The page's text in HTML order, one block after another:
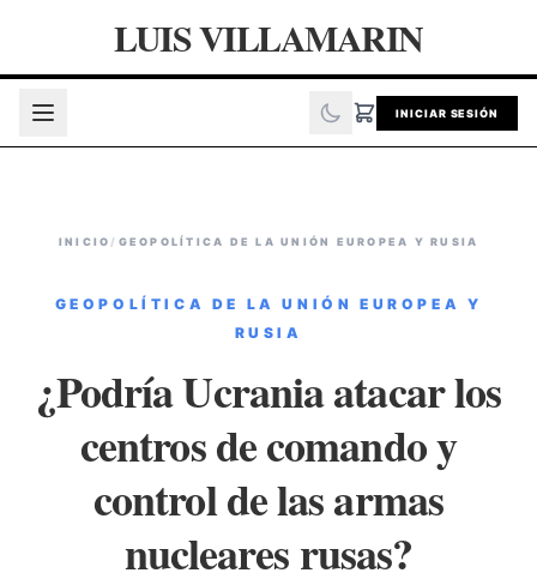
LUIS VILLAMARIN
INICIAR SESIÓN
INICIO / GEOPOLÍTICA DE LA UNIÓN EUROPEA Y RUSIA
GEOPOLÍTICA DE LA UNIÓN EUROPEA Y
RUSIA
¿Podría Ucrania atacar los
centros de comando y
control de las armas
nucleares rusas?